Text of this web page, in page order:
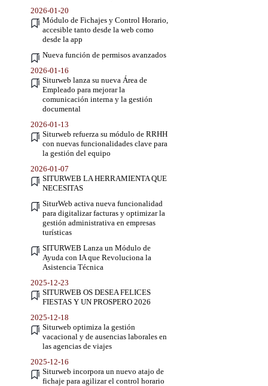
2026-01-20
Módulo de Fichajes y Control Horario,
accesible tanto desde la web como
desde la app
Nueva función de permisos avanzados
2026-01-16
Siturweb lanza su nueva Área de
Empleado para mejorar la
comunicación interna y la gestión
documental
2026-01-13
Siturweb refuerza su módulo de RRHH
con nuevas funcionalidades clave para
la gestión del equipo
2026-01-07
SITURWEB LA HERRAMIENTA QUE
NECESITAS
SiturWeb activa nueva funcionalidad
para digitalizar facturas y optimizar la
gestión administrativa en empresas
turísticas
SITURWEB Lanza un Módulo de
Ayuda con IA que Revoluciona la
Asistencia Técnica
2025-12-23
SITURWEB OS DESEA FELICES
FIESTAS Y UN PROSPERO 2026
2025-12-18
Siturweb optimiza la gestión
vacacional y de ausencias laborales en
las agencias de viajes
2025-12-16
Siturweb incorpora un nuevo atajo de
fichaje para agilizar el control horario